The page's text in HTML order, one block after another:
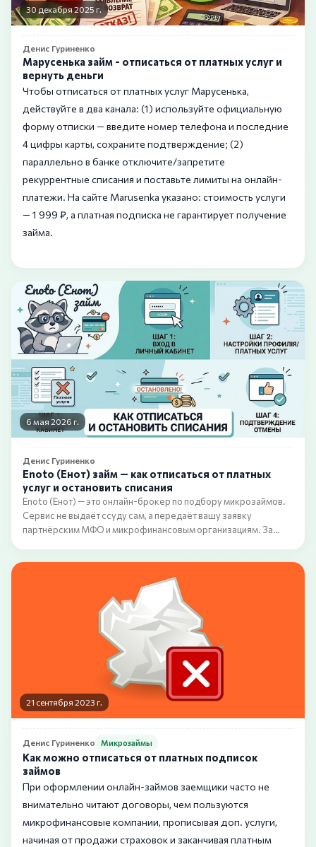
30 декабря 2025 г.
Денис Гуриненко
Марусенька займ - отписаться от платных услуг и
вернуть деньги
Чтобы отписаться от платных услуг Марусенька,
действуйте в два канала: (1) используйте официальную
форму отписки — введите номер телефона и последние
4 цифры карты, сохраните подтверждение; (2)
параллельно в банке отключите/запретите
рекуррентные списания и поставьте лимиты на онлайн-
платежи. На сайте Marusenka указано: стоимость услуги
— 1 999 ₽, а платная подписка не гарантирует получение
займа.
6 мая 2026 г.
Денис Гуриненко
Enoto (Енот) займ — как отписаться от платных
услуг и остановить списания
Enoto (Енот) — это онлайн-брокер по подбору микрозаймов.
Сервис не выдаёт ссуду сам, а передаёт вашу заявку
партнёрским МФО и микрофинансовым организациям. За
21 сентября 2023 г.
Денис Гуриненко Микрозаймы
Как можно отписаться от платных подписок
займов
При оформлении онлайн-займов заемщики часто не
внимательно читают договоры, чем пользуются
микрофинансовые компании, прописывая доп. услуги,
начиная от продажи страховок и заканчивая платным